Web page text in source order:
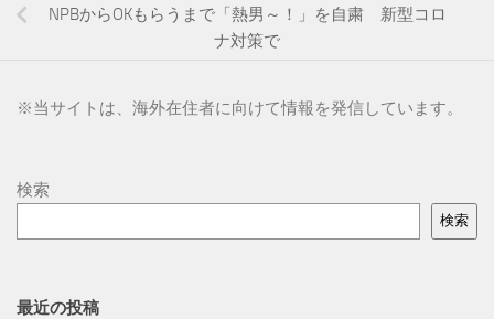
NPBからOKもらうまで「熱男～！」を自粛 新型コロ
ナ対策で
※当サイトは、海外在住者に向けて情報を発信しています。
検索
検索
最近の投稿